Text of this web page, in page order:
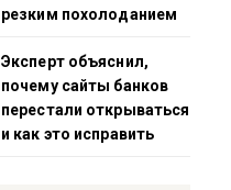
резким похолоданием
Эксперт объяснил,
почему сайты банков
перестали открываться
и как это исправить